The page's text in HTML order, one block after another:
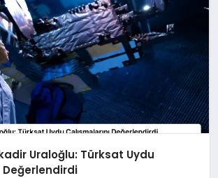
Uraloğlu: Türksat Uydu
Değerlendirdi